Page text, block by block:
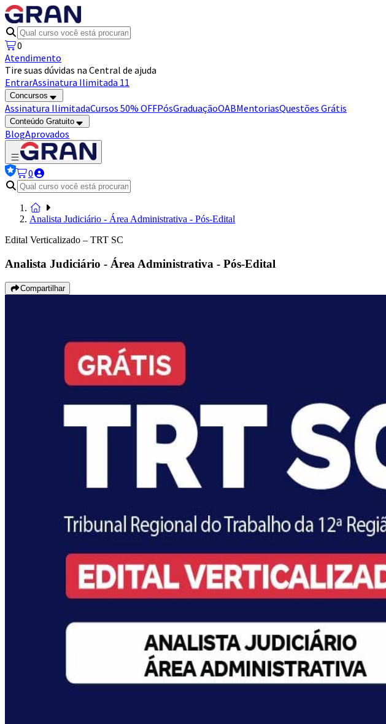
0
Atendimento
Tire suas dúvidas na Central de ajuda
EntrarAssinatura Ilimitada 11
Concursos
Assinatura IlimitadaCursos 50% OFFPósGraduaçãoOABMentoriasQuestões Grátis
Conteúdo Gratuito
BlogAprovados
0
Analista Judiciário - Área Administrativa - Pós-Edital
Edital Verticalizado – TRT SC
Analista Judiciário - Área Administrativa - Pós-Edital
Compartilhar